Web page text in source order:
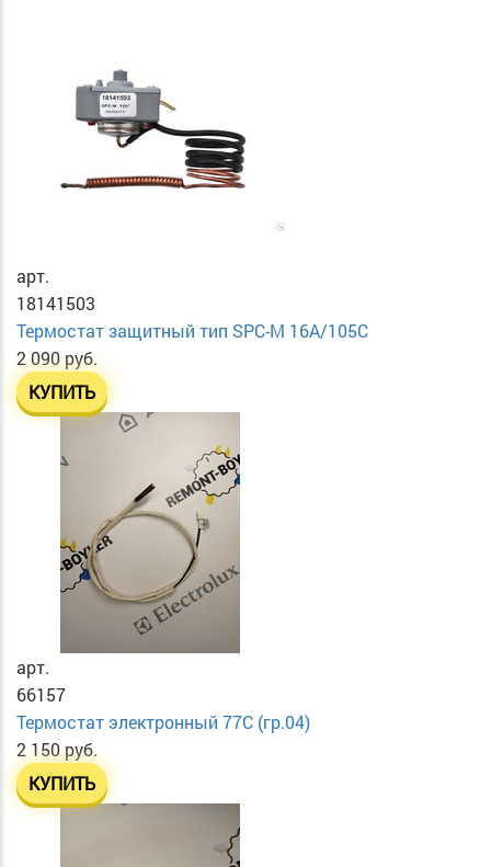
арт.
18141503
Термостат защитный тип SPC-M 16A/105C
2 090 руб.
КУПИТЬ
арт.
66157
Термостат электронный 77C (гр.04)
2 150 руб.
КУПИТЬ